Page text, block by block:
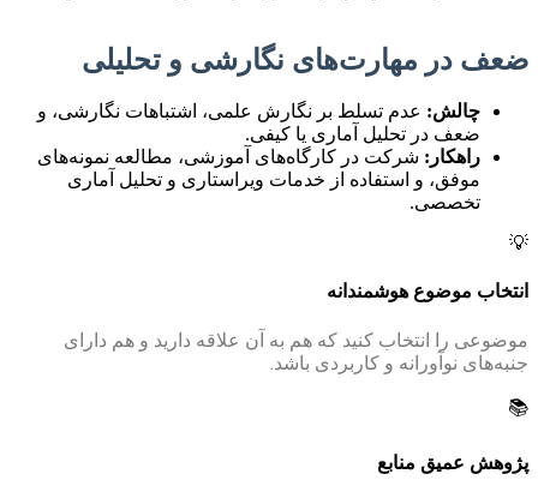
ضعف در مهارت‌های نگارشی و تحلیلی
چالش: عدم تسلط بر نگارش علمی، اشتباهات نگارشی، و
ضعف در تحلیل آماری یا کیفی.
راهکار: شرکت در کارگاه‌های آموزشی، مطالعه نمونه‌های
موفق، و استفاده از خدمات ویراستاری و تحلیل آماری
تخصصی.
💡
انتخاب موضوع هوشمندانه
موضوعی را انتخاب کنید که هم به آن علاقه دارید و هم دارای
جنبه‌های نوآورانه و کاربردی باشد.
📚
پژوهش عمیق منابع